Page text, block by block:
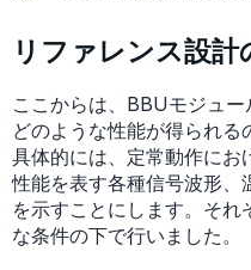
リファレンス設計
ここからは、BBUモジュ
どのような性能が得られる
具体的には、定常動作にお
性能を表す各種信号波形、
を示すことにします。それ
な条件の下で行いました。